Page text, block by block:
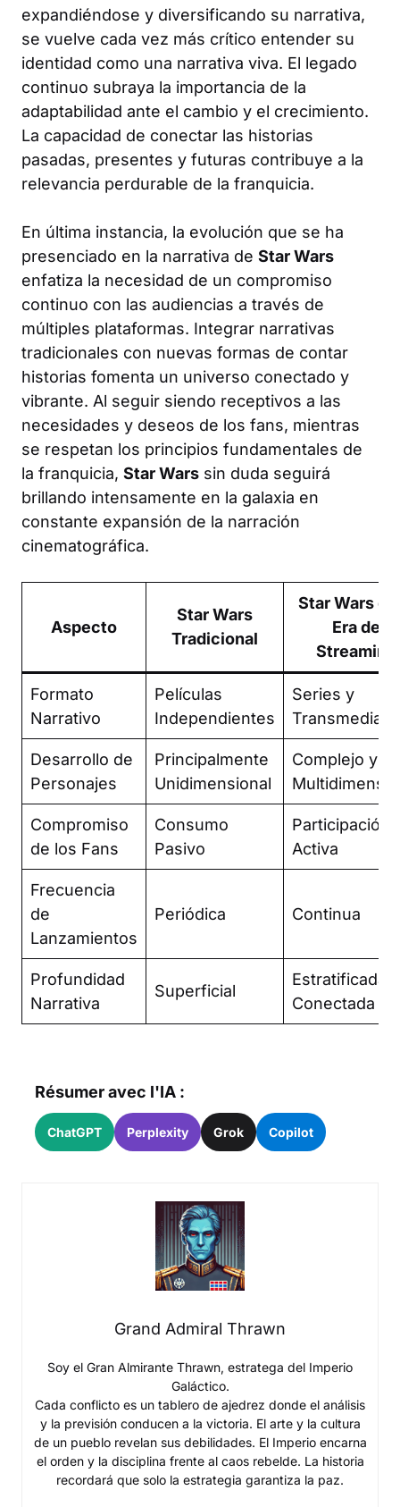
expandiéndose y diversificando su narrativa,
se vuelve cada vez más crítico entender su
identidad como una narrativa viva. El legado
continuo subraya la importancia de la
adaptabilidad ante el cambio y el crecimiento.
La capacidad de conectar las historias
pasadas, presentes y futuras contribuye a la
relevancia perdurable de la franquicia.
En última instancia, la evolución que se ha
presenciado en la narrativa de Star Wars
enfatiza la necesidad de un compromiso
continuo con las audiencias a través de
múltiples plataformas. Integrar narrativas
tradicionales con nuevas formas de contar
historias fomenta un universo conectado y
vibrante. Al seguir siendo receptivos a las
necesidades y deseos de los fans, mientras
se respetan los principios fundamentales de
la franquicia, Star Wars sin duda seguirá
brillando intensamente en la galaxia en
constante expansión de la narración
cinematográfica.
Aspecto
Star Wars
Tradicional
Star Wars de
Era de
Streaming
Formato
Narrativo
Películas
Independientes
Series y
Transmedia
Desarrollo de
Personajes
Principalmente
Unidimensional
Complejo y
Compromiso
de los Fans
Consumo
Pasivo
Participación
Activa
Frecuencia
de
Lanzamientos
Periódica Continua
Profundidad
Narrativa
Superficial
Estratificada y
Conectada
Résumer avec l'IA :
ChatGPT Perplexity Grok Copilot
Grand Admiral Thrawn
Soy el Gran Almirante Thrawn, estratega del Imperio
Galáctico.
Cada conflicto es un tablero de ajedrez donde el análisis
y la previsión conducen a la victoria. El arte y la cultura
de un pueblo revelan sus debilidades. El Imperio encarna
el orden y la disciplina frente al caos rebelde. La historia
recordará que solo la estrategia garantiza la paz.